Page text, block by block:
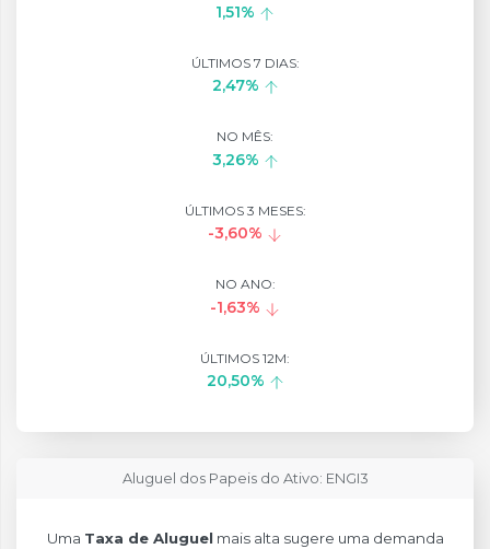
1,51%
ÚLTIMOS 7 DIAS:
2,47%
NO MÊS:
3,26%
ÚLTIMOS 3 MESES:
-3,60%
NO ANO:
-1,63%
ÚLTIMOS 12M:
20,50%
Aluguel dos Papeis do Ativo: ENGI3
Uma Taxa de Aluguel mais alta sugere uma demanda